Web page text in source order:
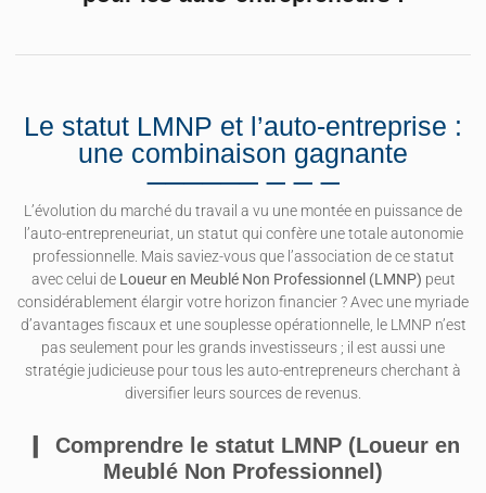
Le statut LMNP et l’auto-entreprise :
une combinaison gagnante
L’évolution du marché du travail a vu une montée en puissance de
l’auto-entrepreneuriat, un statut qui confère une totale autonomie
professionnelle. Mais saviez-vous que l’association de ce statut
avec celui de Loueur en Meublé Non Professionnel (LMNP) peut
considérablement élargir votre horizon financier ? Avec une myriade
d’avantages fiscaux et une souplesse opérationnelle, le LMNP n’est
pas seulement pour les grands investisseurs ; il est aussi une
stratégie judicieuse pour tous les auto-entrepreneurs cherchant à
diversifier leurs sources de revenus.
Comprendre le statut LMNP (Loueur en
Meublé Non Professionnel)